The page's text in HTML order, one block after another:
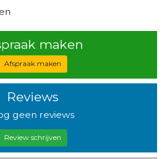
maken
Afspraak maken
Reviews
geen reviews
Review schrijven